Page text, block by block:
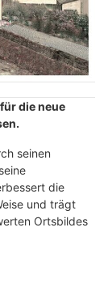
die neue
seinen
die
und trägt
Ortsbildes